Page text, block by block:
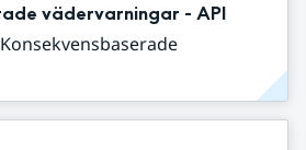
vädervarningar - API